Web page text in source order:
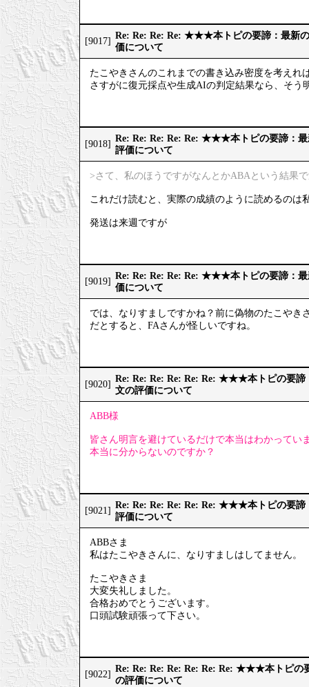
[9017]
Re: Re: Re: Re: ★★★本トピの要諦：最新
価について
たこやきさんのこれまでの書き込み密度を考えれ
さすがに復元採点や生成AIの判定結果なら、そう
[9018]
Re: Re: Re: Re: Re: ★★★本トピの要諦：最
評価について
>さて、私のほうですがなんとかABAという結果
これだけ読むと、実際の成績のように読めるのは
発送は来週ですが
[9019]
Re: Re: Re: Re: Re: ★★★本トピの要諦：最
価について
では、なりすましですかね？前に偽物のたこやき
だとすると、FAさんが怪しいですね。
[9020]
Re: Re: Re: Re: Re: Re: ★★★本トピの要諦
文の評価について
ABB様
皆さん明言を避けているだけで本当はわかってい
本当に分からないのですか？
[9021]
Re: Re: Re: Re: Re: Re: ★★★本トピの要諦
評価について
ABBさま
私はたこやきさんに、なりすましはしてません。
たこやきさま
大変失礼しました。
合格おめでとうございます。
口頭試験頑張って下さい。
[9022]
Re: Re: Re: Re: Re: Re: Re: ★★★本トピの
の評価について